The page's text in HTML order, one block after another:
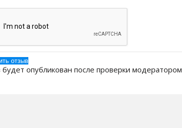
опубликован после проверки модератором